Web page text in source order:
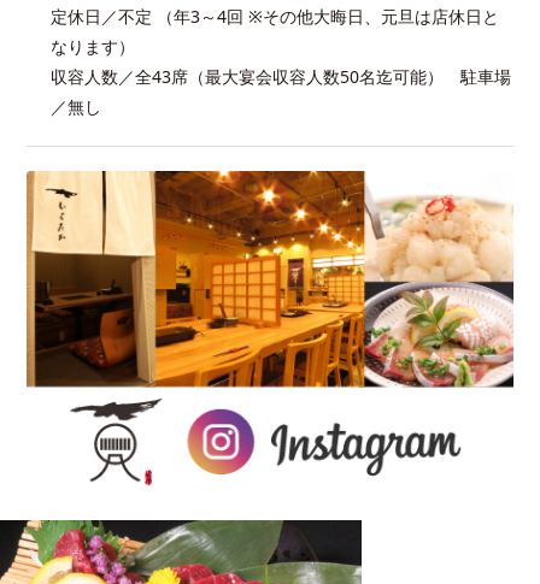
定休日／不定 （年3～4回 ※その他大晦日、元旦は店休日と
なります）
収容人数／全43席（最大宴会収容人数50名迄可能） 駐車場
／無し